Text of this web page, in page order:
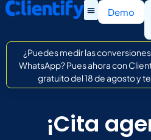
Demo
¿Puedes medir las
WhatsApp? Pues ahora con
gratuito del 18 de agosto y
¡Cita